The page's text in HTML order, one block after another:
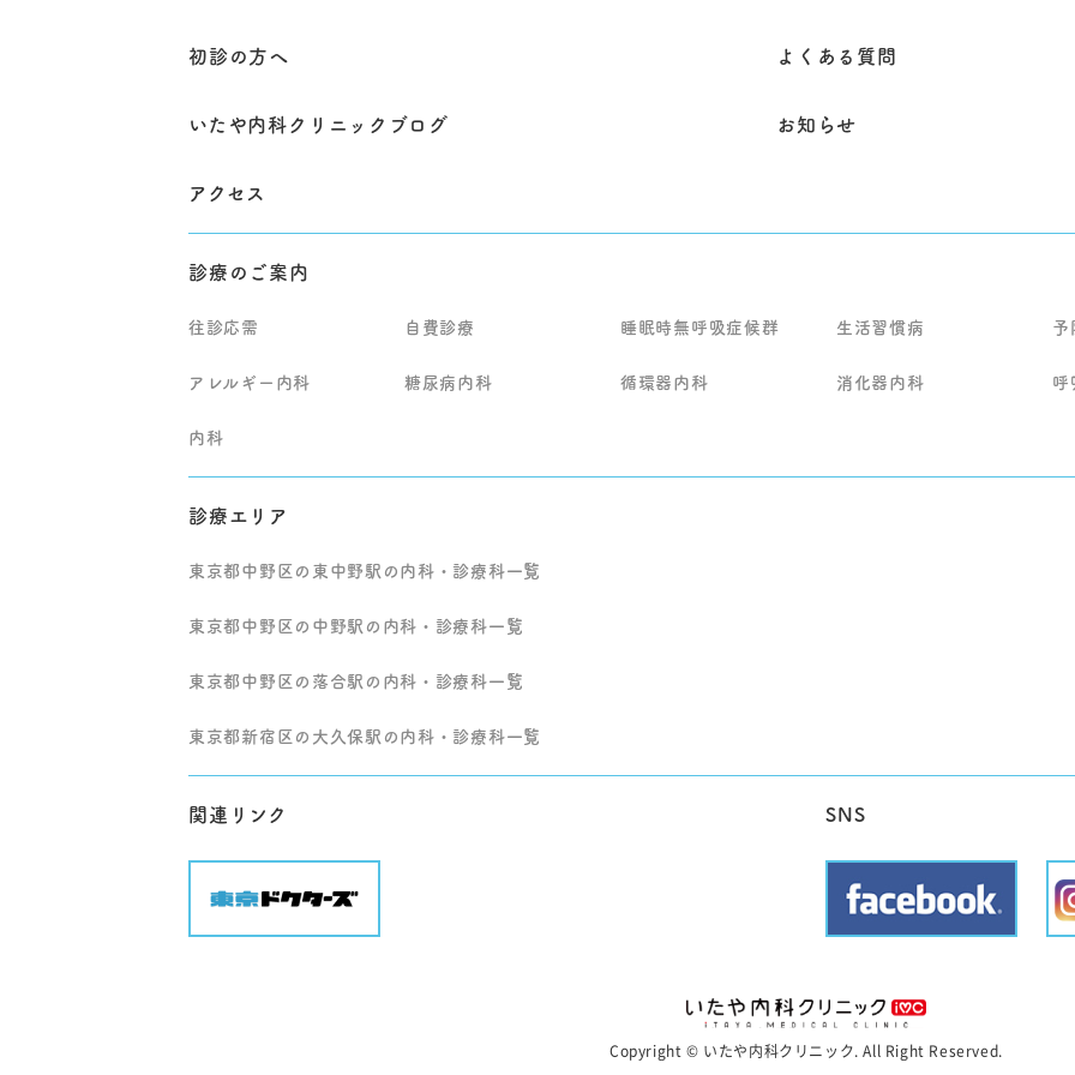
初診の方へ よくある質問
いたや内科クリニックブログ お知らせ
アクセス
診療のご案内
往診応需 自費診療 睡眠時無呼吸症候群 生活習慣病 予
アレルギー内科 糖尿病内科 循環器内科 消化器内科 呼
内科
診療エリア
東京都中野区の東中野駅の内科・診療科一覧
東京都中野区の中野駅の内科・診療科一覧
東京都中野区の落合駅の内科・診療科一覧
東京都新宿区の大久保駅の内科・診療科一覧
関連リンク SNS
Copyright © いたや内科クリニック. All Right Reserved.